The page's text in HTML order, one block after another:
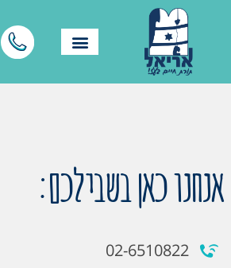
אנחנו כאן בשבילכם:
02-6510822